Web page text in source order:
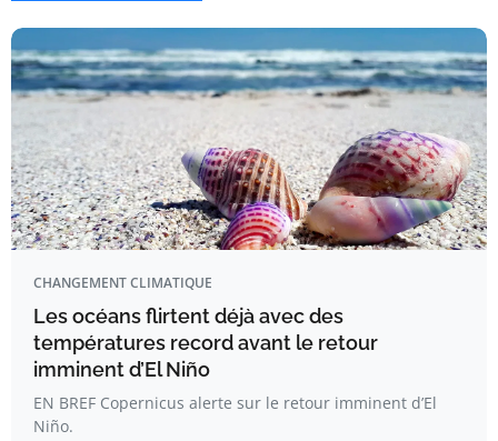
CHANGEMENT CLIMATIQUE
Les océans flirtent déjà avec des
températures record avant le retour
imminent d’El Niño
EN BREF Copernicus alerte sur le retour imminent d’El
Niño.